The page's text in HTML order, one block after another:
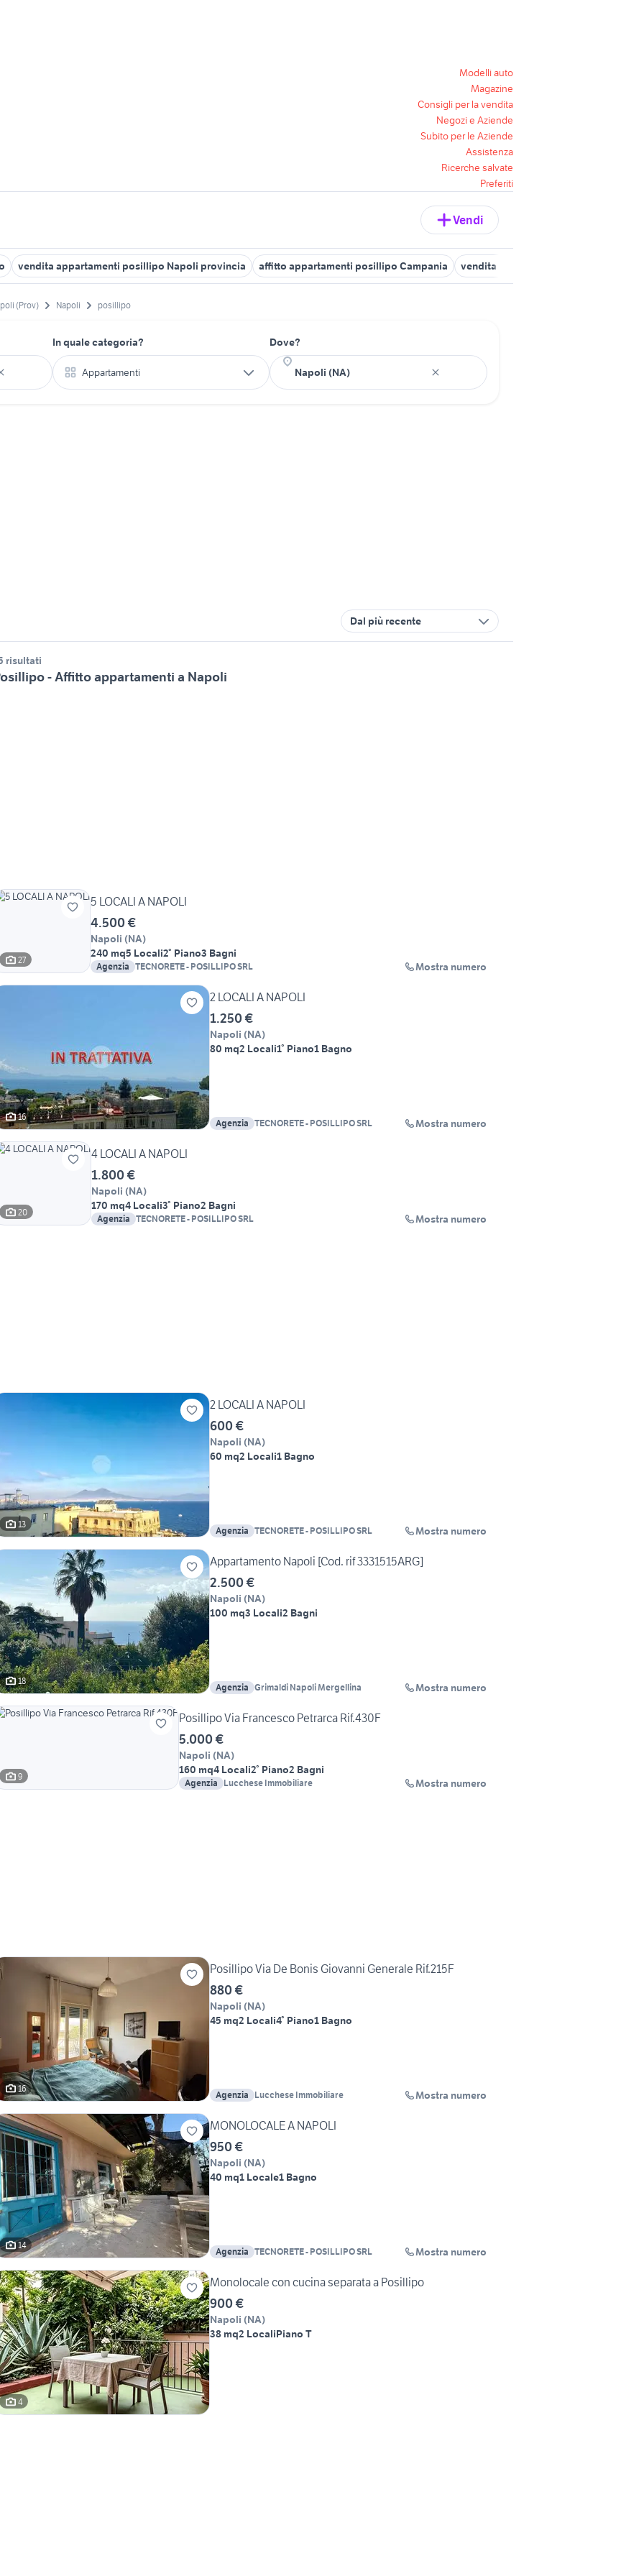
Modelli auto
Magazine
Consigli per la vendita
Negozi e Aziende
Subito per le Aziende
Assistenza
Ricerche salvate
Preferiti
Vendi
vendita appartamenti posillipo Napoli provincia affitto appartamenti posillipo Campania vendita appartamenti posillipo Napoli
(Prov) Napoli posillipo
In quale categoria?
Appartamenti
Dove?
Dal più recente
risultati
- Affitto appartamenti a Napoli
27
5 LOCALI A NAPOLI
4.500 €
Napoli (NA)
240 mq5 Locali2° Piano3 Bagni
Agenzia TECNORETE - POSILLIPO SRL Mostra numero
16
2 LOCALI A NAPOLI
1.250 €
Napoli (NA)
80 mq2 Locali1° Piano1 Bagno
Agenzia TECNORETE - POSILLIPO SRL Mostra numero
20
4 LOCALI A NAPOLI
1.800 €
Napoli (NA)
170 mq4 Locali3° Piano2 Bagni
Agenzia TECNORETE - POSILLIPO SRL Mostra numero
13
2 LOCALI A NAPOLI
600 €
Napoli (NA)
60 mq2 Locali1 Bagno
Agenzia TECNORETE - POSILLIPO SRL Mostra numero
18
Appartamento Napoli [Cod. rif 3331515ARG]
2.500 €
Napoli (NA)
100 mq3 Locali2 Bagni
Agenzia Grimaldi Napoli Mergellina Mostra numero
9
Posillipo Via Francesco Petrarca Rif.430F
5.000 €
Napoli (NA)
160 mq4 Locali2° Piano2 Bagni
Agenzia Lucchese Immobiliare Mostra numero
16
Posillipo Via De Bonis Giovanni Generale Rif.215F
880 €
Napoli (NA)
45 mq2 Locali4° Piano1 Bagno
Agenzia Lucchese Immobiliare Mostra numero
14
MONOLOCALE A NAPOLI
950 €
Napoli (NA)
40 mq1 Locale1 Bagno
Agenzia TECNORETE - POSILLIPO SRL Mostra numero
4
Monolocale con cucina separata a Posillipo
900 €
Napoli (NA)
38 mq2 LocaliPiano T